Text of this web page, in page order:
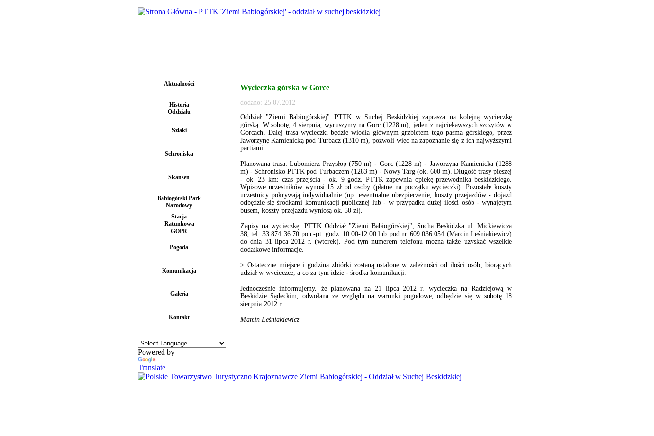
Aktualności
Historia
Oddziału
Szlaki
Schroniska
Skansen
Babiogórski Park
Narodowy
Stacja
Ratunkowa
GOPR
Pogoda
Komunikacja
Galeria
Kontakt
Powered by
Translate
Wycieczka górska w Gorce
dodano: 25.07.2012
Oddział "Ziemi Babiogórskiej" PTTK w Suchej Beskidzkiej zaprasza na kolejną wycieczkę
górską. W sobotę, 4 sierpnia, wyruszymy na Gorc (1228 m), jeden z najciekawszych szczytów w
Gorcach. Dalej trasa wycieczki będzie wiodła głównym grzbietem tego pasma górskiego, przez
Jaworzynę Kamienicką pod Turbacz (1310 m), pozwoli więc na zapoznanie się z ich najwyższymi
partiami.
Planowana trasa: Lubomierz Przysłop (750 m) - Gorc (1228 m) - Jaworzyna Kamienicka (1288
m) - Schronisko PTTK pod Turbaczem (1283 m) - Nowy Targ (ok. 600 m). Długość trasy pieszej
- ok. 23 km; czas przejścia - ok. 9 godz. PTTK zapewnia opiekę przewodnika beskidzkiego.
Wpisowe uczestników wynosi 15 zł od osoby (płatne na początku wycieczki). Pozostałe koszty
uczestnicy pokrywają indywidualnie (np. ewentualne ubezpieczenie, koszty przejazdów - dojazd
odbędzie się środkami komunikacji publicznej lub - w przypadku dużej ilości osób - wynajętym
busem, koszty przejazdu wyniosą ok. 50 zł).
Zapisy na wycieczkę: PTTK Oddział "Ziemi Babiogórskiej", Sucha Beskidzka ul. Mickiewicza
38, tel. 33 874 36 70 pon.-pt. godz. 10.00-12.00 lub pod nr 609 036 054 (Marcin Leśniakiewicz)
do dnia 31 lipca 2012 r. (wtorek). Pod tym numerem telefonu można także uzyskać wszelkie
dodatkowe informacje.
> Ostateczne miejsce i godzina zbiórki zostaną ustalone w zależności od ilości osób, biorących
udział w wycieczce, a co za tym idzie - środka komunikacji.
Jednocześnie informujemy, że planowana na 21 lipca 2012 r. wycieczka na Radziejową w
Beskidzie Sądeckim, odwołana ze względu na warunki pogodowe, odbędzie się w sobotę 18
sierpnia 2012 r.
Marcin Leśniakiewicz